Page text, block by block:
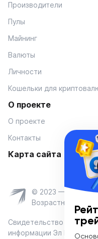
Производители
Пулы
Майнинг
Валюты
Личности
Кошельки для
О проекте
О проекте
Контакты
Карта сайта
© 2023 —
Возрастное
Свидетельство о
информации Эл № ФС 77-